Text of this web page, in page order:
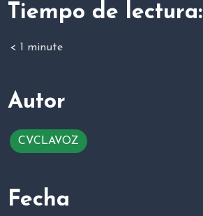
Tiempo de lectura:
< 1 minute
Autor
CVCLAVOZ
Fecha